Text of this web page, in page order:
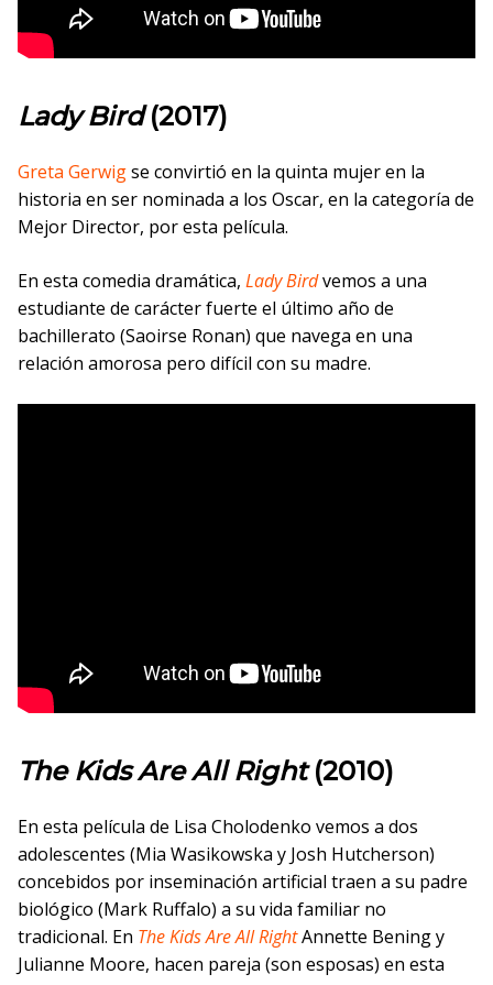
Lady Bird(2017)
Greta Gerwigse convirtió en la quinta mujer en la
historia en ser nominada a los Oscar, en la categoría de
Mejor Director, por esta película.
En esta comedia dramática, Lady Birdvemos a una
estudiante de carácter fuerte el último año de
bachillerato (Saoirse Ronan) que navega en una
relación amorosa pero difícil con su madre.
The Kids Are All Right(2010)
En esta película de Lisa Cholodenko vemos a dos
adolescentes (Mia Wasikowska y Josh Hutcherson)
concebidos por inseminación artificial traen a su padre
biológico (Mark Ruffalo) a su vida familiar no
tradicional. En The Kids Are All RightAnnette Bening y
Julianne Moore, hacen pareja (son esposas) en esta